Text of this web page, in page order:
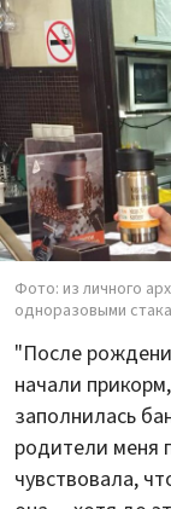
Фото: из личного
одноразовыми
"После
начали
заполнилась
родители меня
чувствовала,